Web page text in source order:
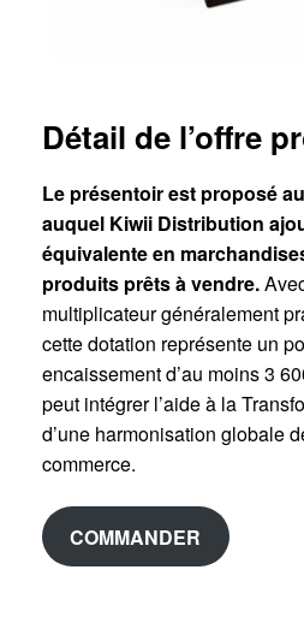
Détail de l’offre
Le présentoir est proposé
auquel Kiwii Distribution
équivalente en
produits prêts à vendre.
multiplicateur généralement
cette dotation représente un
encaissement d’au moins 3
peut intégrer l’aide à la
d’une harmonisation globale
commerce.
COMMANDER